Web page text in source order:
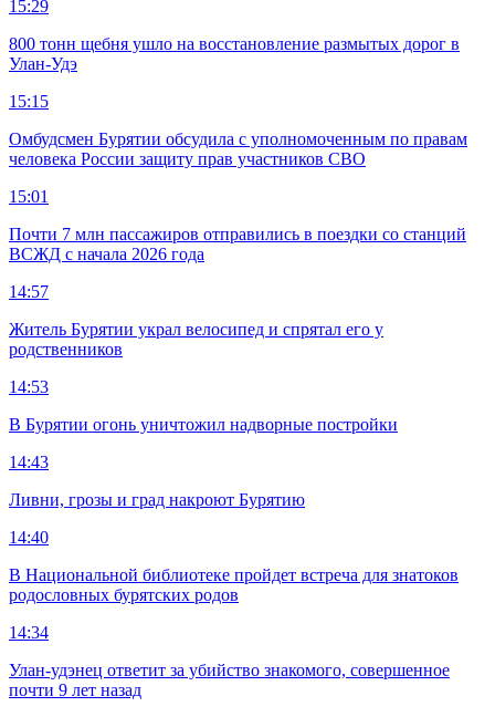
15:29
800 тонн щебня ушло на восстановление размытых дорог в
Улан-Удэ
15:15
Омбудсмен Бурятии обсудила с уполномоченным по правам
человека России защиту прав участников СВО
15:01
Почти 7 млн пассажиров отправились в поездки со станций
ВСЖД с начала 2026 года
14:57
Житель Бурятии украл велосипед и спрятал его у
родственников
14:53
В Бурятии огонь уничтожил надворные постройки
14:43
Ливни, грозы и град накроют Бурятию
14:40
В Национальной библиотеке пройдет встреча для знатоков
родословных бурятских родов
14:34
Улан-удэнец ответит за убийство знакомого, совершенное
почти 9 лет назад